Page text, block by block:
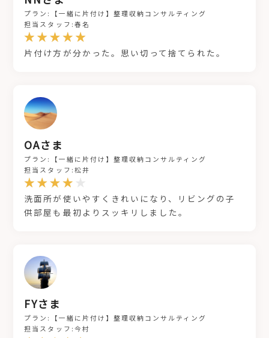
プラン:【一緒に片付け】整理収納コンサルティング
担当スタッフ:春名
片付け方が分かった。思い切って捨てられた。
OAさま
プラン:【一緒に片付け】整理収納コンサルティング
担当スタッフ:松井
洗面所が使いやすくきれいになり、リビングの子
供部屋も最初よりスッキリしました。
FYさま
プラン:【一緒に片付け】整理収納コンサルティング
担当スタッフ:今村